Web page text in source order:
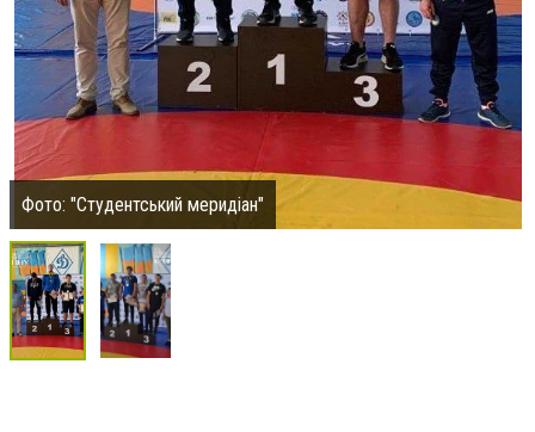
Фото: "Студентський меридіан"